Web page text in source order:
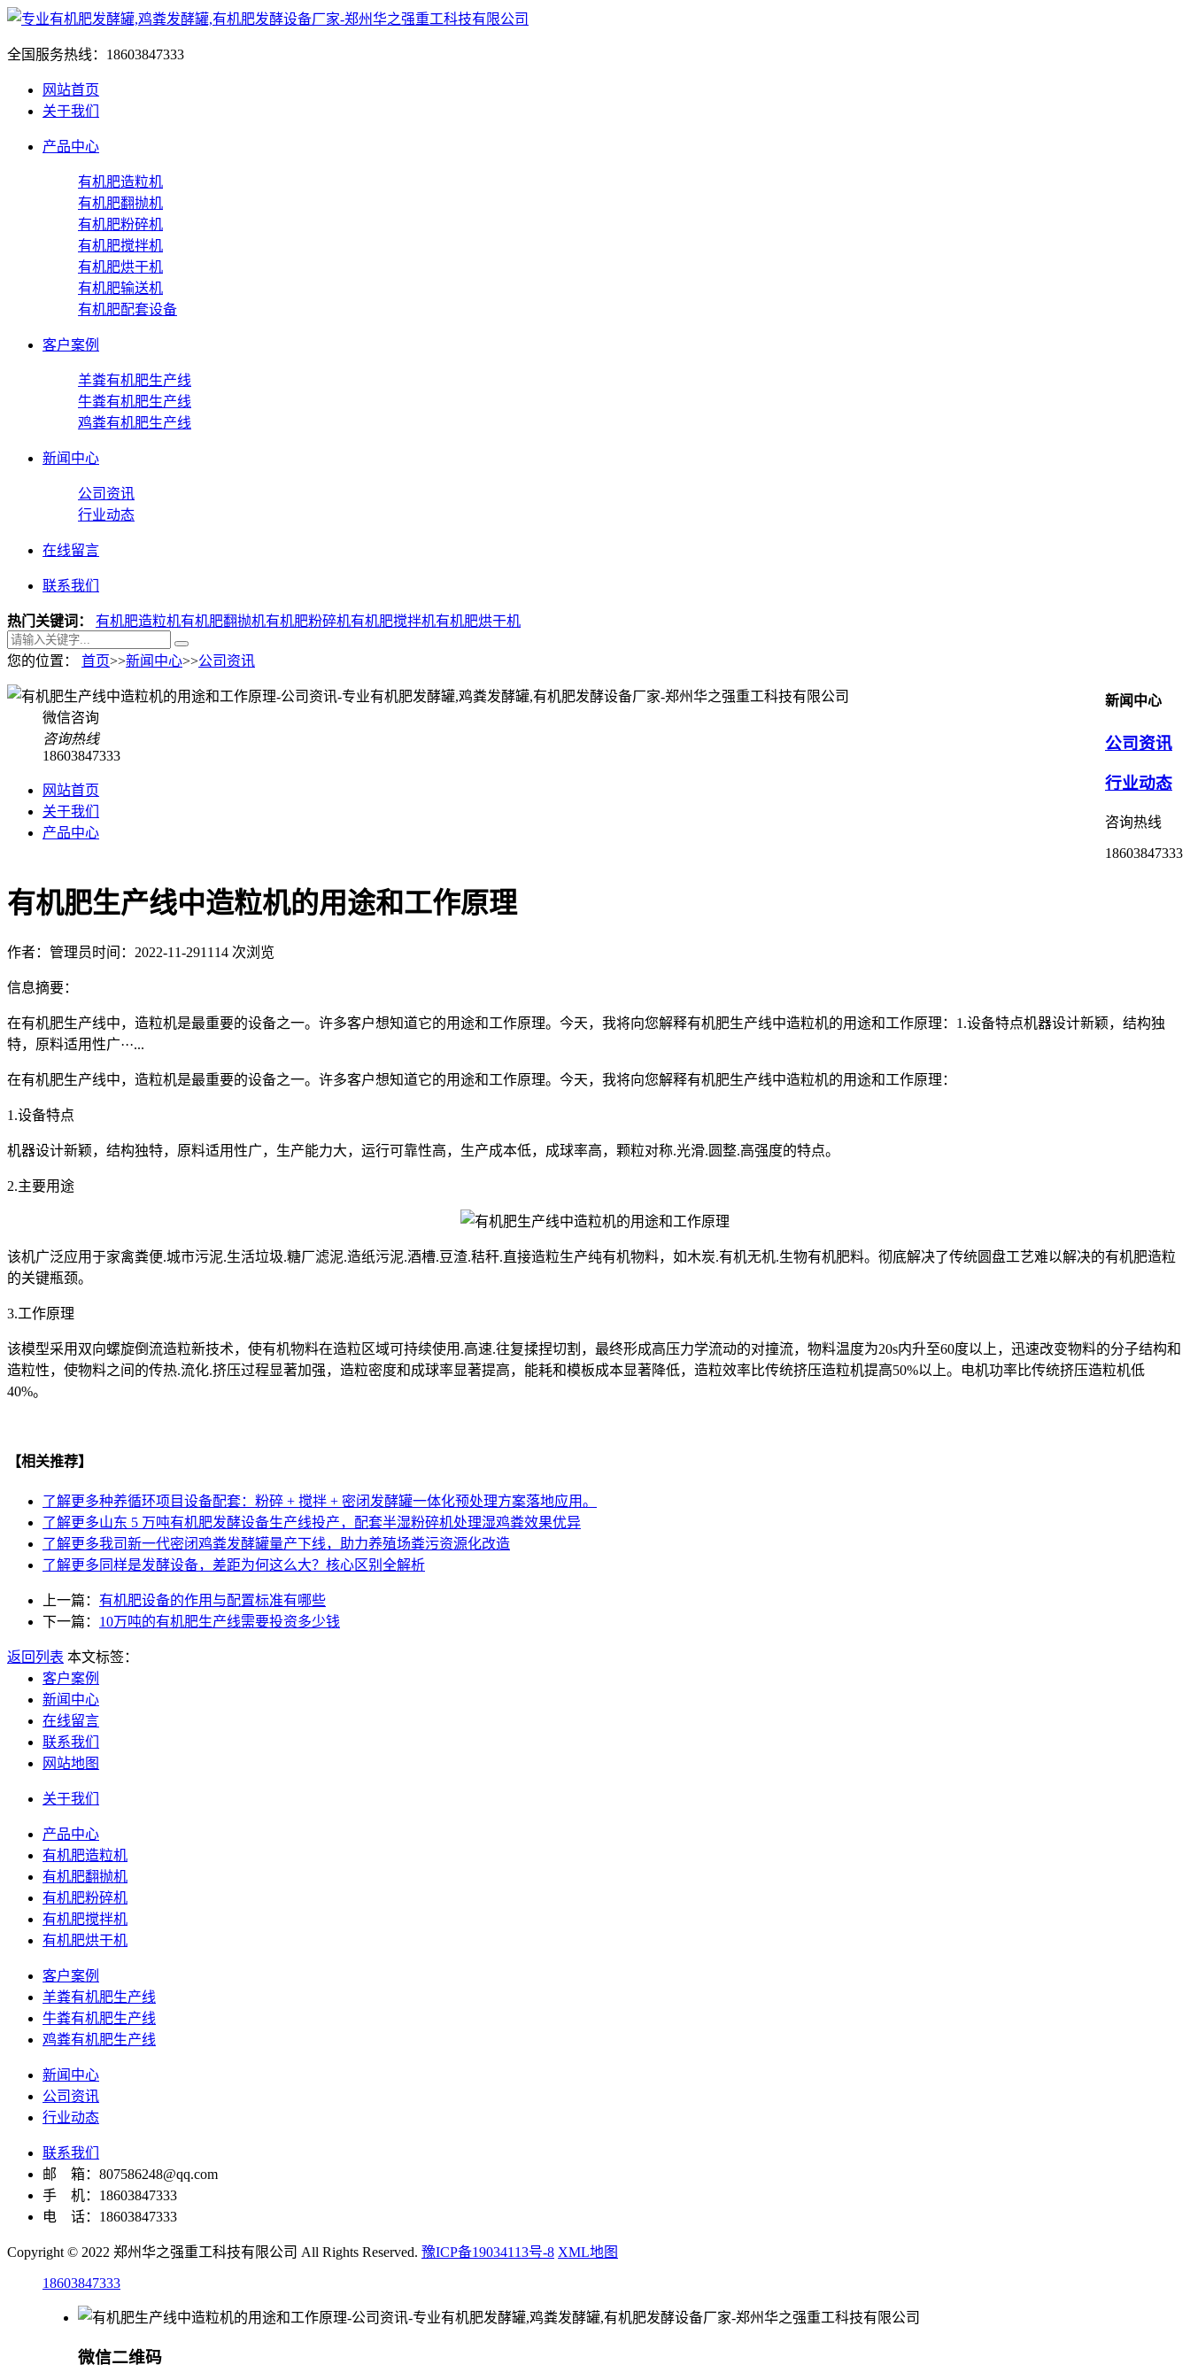
全国服务热线： 18603847333
网站首页
关于我们
产品中心
有机肥造粒机
有机肥翻抛机
有机肥粉碎机
有机肥搅拌机
有机肥烘干机
有机肥输送机
有机肥配套设备
客户案例
羊粪有机肥生产线
牛粪有机肥生产线
鸡粪有机肥生产线
新闻中心
公司资讯
行业动态
在线留言
联系我们
热门关键词： 有机肥造粒机有机肥翻抛机有机肥粉碎机有机肥搅拌机有机肥烘干机
您的位置： 首页>>新闻中心>>公司资讯
新闻中心
公司资讯
行业动态
咨询热线
18603847333
有机肥生产线中造粒机的用途和工作原理
作者：管理员 时间：2022-11-291114 次浏览
信息摘要：
在有机肥生产线中，造粒机是最重要的设备之一。许多客户想知道它的用途和工作原理。今天，我将向您解释有机肥生产线中造粒机的用途和工作原理：1.设备特点机器设计新颖，结构独
特，原料适用性广···...
在有机肥生产线中，造粒机是最重要的设备之一。许多客户想知道它的用途和工作原理。今天，我将向您解释有机肥生产线中造粒机的用途和工作原理：
1.设备特点
机器设计新颖，结构独特，原料适用性广，生产能力大，运行可靠性高，生产成本低，成球率高，颗粒对称.光滑.圆整.高强度的特点。
2.主要用途
该机广泛应用于家禽粪便.城市污泥.生活垃圾.糖厂滤泥.造纸污泥.酒槽.豆渣.秸秆.直接造粒生产纯有机物料，如木炭.有机无机.生物有机肥料。彻底解决了传统圆盘工艺难以解决的有机肥造粒
的关键瓶颈。
3.工作原理
该模型采用双向螺旋倒流造粒新技术，使有机物料在造粒区域可持续使用.高速.往复揉捏切割，最终形成高压力学流动的对撞流，物料温度为20s内升至60度以上，迅速改变物料的分子结构和
造粒性，使物料之间的传热.流化.挤压过程显著加强，造粒密度和成球率显著提高，能耗和模板成本显著降低，造粒效率比传统挤压造粒机提高50%以上。电机功率比传统挤压造粒机低
40%。
【相关推荐】
了解更多种养循环项目设备配套：粉碎 + 搅拌 + 密闭发酵罐一体化预处理方案落地应用。
了解更多山东 5 万吨有机肥发酵设备生产线投产，配套半湿粉碎机处理湿鸡粪效果优异
了解更多我司新一代密闭鸡粪发酵罐量产下线，助力养殖场粪污资源化改造
了解更多 同样是发酵设备，差距为何这么大？核心区别全解析
上一篇： 有机肥设备的作用与配置标准有哪些
下一篇： 10万吨的有机肥生产线需要投资多少钱
返回列表 本文标签：
微信咨询
咨询热线
18603847333
网站首页
关于我们
产品中心
客户案例
新闻中心
在线留言
联系我们
网站地图
关于我们
产品中心
有机肥造粒机
有机肥翻抛机
有机肥粉碎机
有机肥搅拌机
有机肥烘干机
客户案例
羊粪有机肥生产线
牛粪有机肥生产线
鸡粪有机肥生产线
新闻中心
公司资讯
行业动态
联系我们
邮 箱：807586248@qq.com‬‬‬
手 机：18603847333
电 话：18603847333
Copyright © 2022 郑州华之强重工科技有限公司 All Rights Reserved. 豫ICP备19034113号-8 XML地图
18603847333
微信二维码